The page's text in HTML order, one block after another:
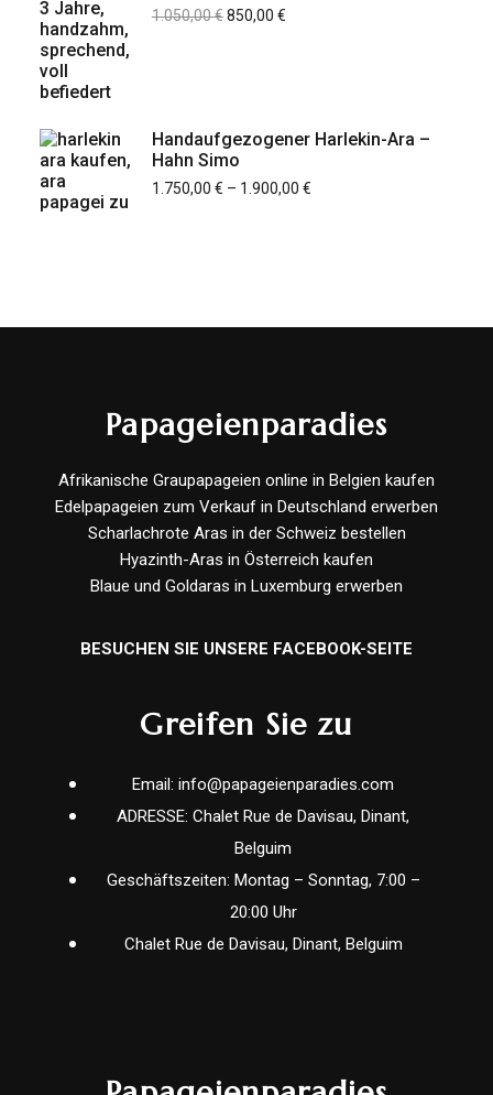
1.050,00€850,00 €
Handaufgezogener Harlekin-Ara –
Hahn Simo
1.750,00 € – 1.900,00 €
Papageienparadies
Afrikanische Graupapageien online in Belgien kaufen
Edelpapageien zum Verkauf in Deutschland erwerben
Scharlachrote Aras in der Schweiz bestellen
Hyazinth-Aras in Österreich kaufen
Blaue und Goldaras in Luxemburg erwerben
BESUCHEN SIE UNSERE FACEBOOK-SEITE
Greifen Sie zu
Email: info@papageienparadies.com
ADRESSE: Chalet Rue de Davisau, Dinant,
Belguim
Geschäftszeiten: Montag – Sonntag, 7:00 –
20:00 Uhr
Chalet Rue de Davisau, Dinant, Belguim